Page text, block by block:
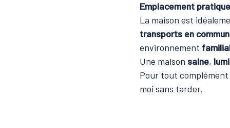
Emplacement pratique
La maison est
transports en
environnement
Une maison saine,
Pour tout
moi sans tarder.